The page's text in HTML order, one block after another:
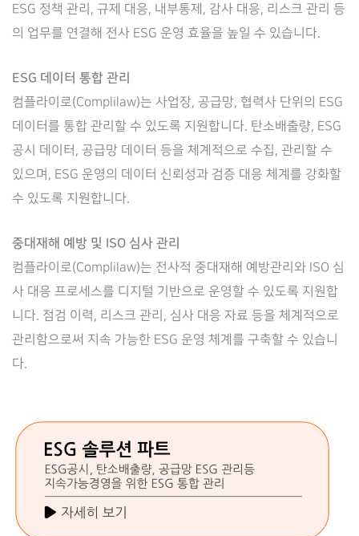
ESG 정책 관리, 규제 대응, 내부통제, 감사 대응, 리스크 관리 등
의 업무를 연결해 전사 ESG 운영 효율을 높일 수 있습니다.
ESG 데이터 통합 관리
컴플라이로(Complilaw)는 사업장, 공급망, 협력사 단위의 ESG
데이터를 통합 관리할 수 있도록 지원합니다. 탄소배출량, ESG
공시 데이터, 공급망 데이터 등을 체계적으로 수집, 관리할 수
있으며, ESG 운영의 데이터 신뢰성과 검증 대응 체계를 강화할
수 있도록 지원합니다.
중대재해 예방 및 ISO 심사 관리
컴플라이로(Complilaw)는 전사적 중대재해 예방관리와 ISO 심
사 대응 프로세스를 디지털 기반으로 운영할 수 있도록 지원합
니다. 점검 이력, 리스크 관리, 심사 대응 자료 등을 체계적으로
관리함으로써 지속 가능한 ESG 운영 체계를 구축할 수 있습니
다.